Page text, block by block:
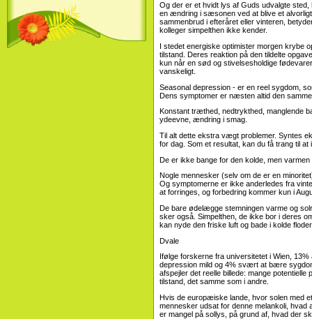
Og der er et hvidt lys af Guds udvalgte
en ændring i sæsonen ved at blive et
sammenbrud i efteråret eller vinteren,
kolleger simpelthen ikke kender.
I stedet energiske optimister morgen krybe
tilstand. Deres reaktion på den tildelte
kun når en sød og stivelsesholdige
vanskeligt.
Seasonal depression - er en reel sygdom,
Dens symptomer er næsten altid den
Konstant træthed, nedtrykthed, manglende
ydeevne, ændring i smag.
Til alt dette ekstra vægt problemer. Syntes
for dag. Som et resultat, kan du få trang til
De er ikke bange for den kolde, men varmen
Nogle mennesker (selv om de er en
Og symptomerne er ikke anderledes fra
at forringes, og forbedring kommer kun i
De bare ødelægge stemningen varme og
sker også. Simpelthen, de ikke bor i deres
kan nyde den friske luft og bade i kolde
Dvale
Ifølge forskerne fra universitetet i Wien,
depression mild og 4% svært at bære
afspejler det reelle billede: mange
tilstand, det samme som i andre.
Hvis de europæiske lande, hvor solen med
mennesker udsat for denne melankoli,
er mangel på sollys, på grund af, hvad der